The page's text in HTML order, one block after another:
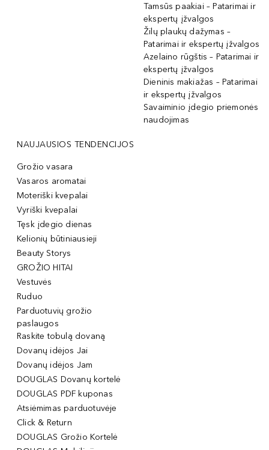
Tamsūs paakiai – Patarimai ir
ekspertų įžvalgos
Žilų plaukų dažymas –
Patarimai ir ekspertų įžvalgos
Azelaino rūgštis – Patarimai ir
ekspertų įžvalgos
Dieninis makiažas – Patarimai
ir ekspertų įžvalgos
Savaiminio įdegio priemonės
naudojimas
NAUJAUSIOS TENDENCIJOS
Grožio vasara
Vasaros aromatai
Moteriški kvepalai
Vyriški kvepalai
Tęsk įdegio dienas
Kelionių būtiniausieji
Beauty Storys
GROŽIO HITAI
Vestuvės
Ruduo
Parduotuvių grožio
paslaugos
Raskite tobulą dovaną
Dovanų idėjos Jai
Dovanų idėjos Jam
DOUGLAS Dovanų kortelė
DOUGLAS PDF kuponas
Atsiėmimas parduotuvėje
Click & Return
DOUGLAS Grožio Kortelė